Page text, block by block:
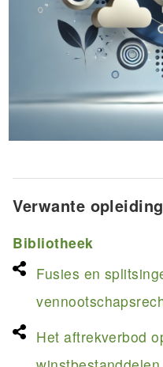
Verwante
Bibliotheek
Fusies en
Het aftrekverbod